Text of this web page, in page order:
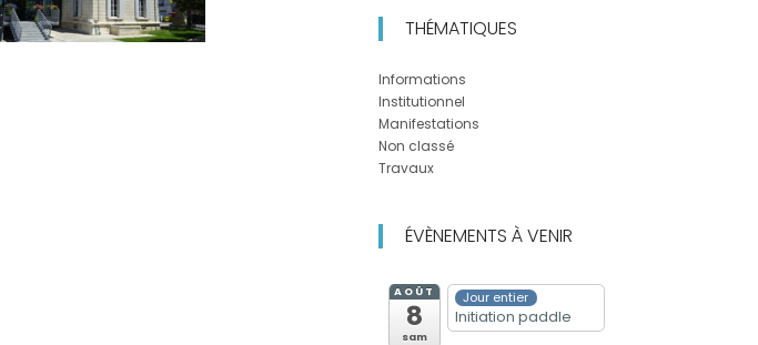
THÉMATIQUES
Informations
Institutionnel
Manifestations
Non classé
Travaux
ÉVÈNEMENTS À VENIR
AOÛT
8
sam
Jour entier
Initiation paddle